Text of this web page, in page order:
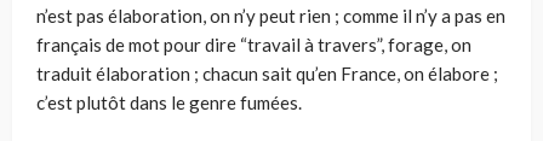
n’est pas élaboration, on n’y peut rien ; comme il n’y a pas en
français de mot pour dire “travail à travers”, forage, on
traduit élaboration ; chacun sait qu’en France, on élabore ;
c’est plutôt dans le genre fumées.